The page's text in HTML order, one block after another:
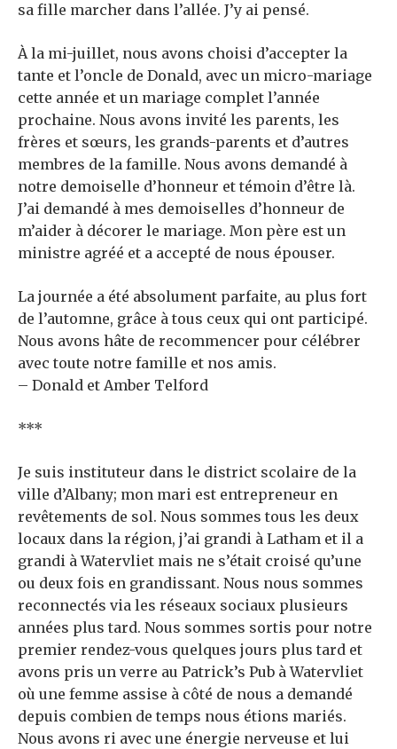
sa fille marcher dans l’allée. J’y ai pensé.
À la mi-juillet, nous avons choisi d’accepter la
tante et l’oncle de Donald, avec un micro-mariage
cette année et un mariage complet l’année
prochaine. Nous avons invité les parents, les
frères et sœurs, les grands-parents et d’autres
membres de la famille. Nous avons demandé à
notre demoiselle d’honneur et témoin d’être là.
J’ai demandé à mes demoiselles d’honneur de
m’aider à décorer le mariage. Mon père est un
ministre agréé et a accepté de nous épouser.
La journée a été absolument parfaite, au plus fort
de l’automne, grâce à tous ceux qui ont participé.
Nous avons hâte de recommencer pour célébrer
avec toute notre famille et nos amis.
– Donald et Amber Telford
***
Je suis instituteur dans le district scolaire de la
ville d’Albany; mon mari est entrepreneur en
revêtements de sol. Nous sommes tous les deux
locaux dans la région, j’ai grandi à Latham et il a
grandi à Watervliet mais ne s’était croisé qu’une
ou deux fois en grandissant. Nous nous sommes
reconnectés via les réseaux sociaux plusieurs
années plus tard. Nous sommes sortis pour notre
premier rendez-vous quelques jours plus tard et
avons pris un verre au Patrick’s Pub à Watervliet
où une femme assise à côté de nous a demandé
depuis combien de temps nous étions mariés.
Nous avons ri avec une énergie nerveuse et lui